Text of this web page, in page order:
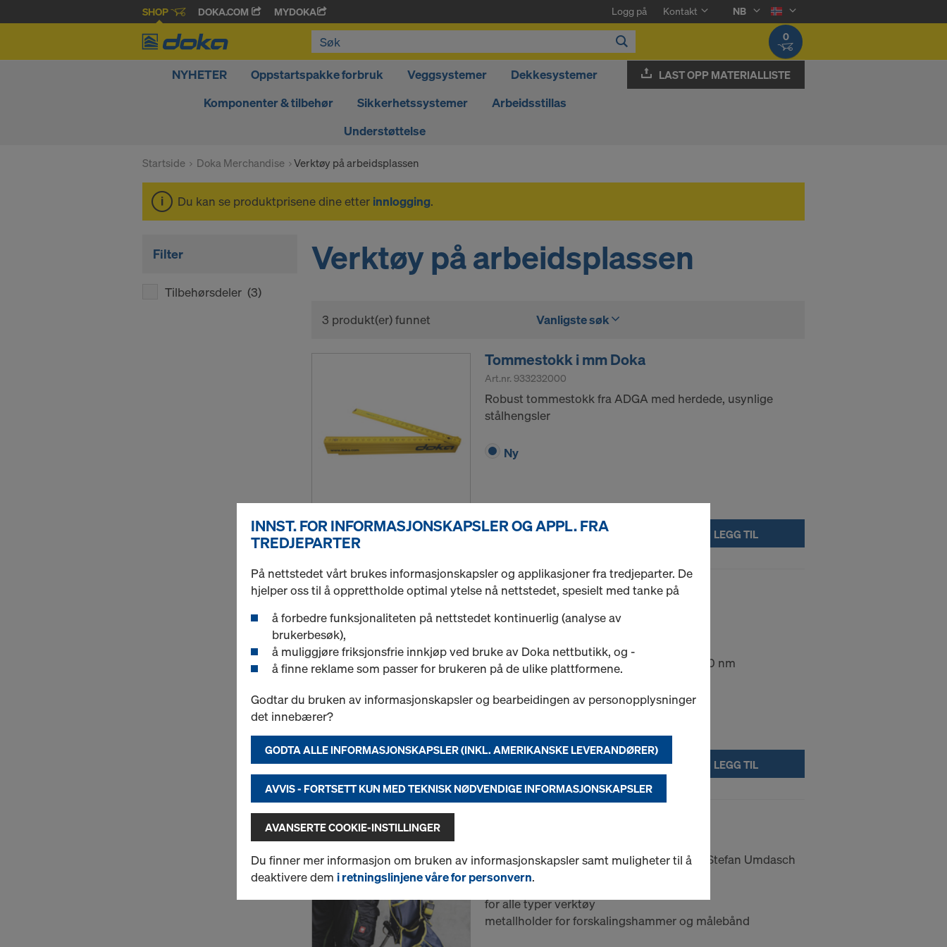
SHOP DOKA.COM MYDOKA Logg på Kontakt
NB
0
NYHETER Oppstartspakke forbruk Veggsystemer
Dekkesystemer
Komponenter & tilbehør
Sikkerhetssystemer
Arbeidsstillas
Understøttelse
LAST OPP MATERIALLISTE
Startside Doka Merchandise Verktøy på arbeidsplassen
Du kan se produktprisene dine etter innlogging.
Filter
Tilbehørsdeler (3)
Verktøy på arbeidsplassen
3 produkt(er) funnet Vanligste søk
Tommestokk i mm Doka
Art.nr. 933232000
Robust tommestokk fra ADGA med herdede, usynlige
stålhengsler
Ny
Mengde LEGG TIL
Solbriller Doka
Gule og kule Doka-solbriller!
Brilleglass: smoke, QC, UV-beskyttelse 400 nm
Sertifikat CE
Mengde LEGG TIL
Et høy-kvalitets verktøybelte designet av Stefan Umdasch
med avtagbare lommer
for alle typer verktøy
metallholder for forskalingshammer og målebånd
INNST. FOR INFORMASJONSKAPSLER OG APPL. FRA
TREDJEPARTER
På nettstedet vårt brukes informasjonskapsler og applikasjoner fra tredjeparter. De
hjelper oss til å opprettholde optimal ytelse nå nettstedet, spesielt med tanke på
å forbedre funksjonaliteten på nettstedet kontinuerlig (analyse av
brukerbesøk),
å muliggjøre friksjonsfrie innkjøp ved bruke av Doka nettbutikk, og -
å finne reklame som passer for brukeren på de ulike plattformene.
Godtar du bruken av informasjonskapsler og bearbeidingen av personopplysninger
det innebærer?
GODTA ALLE INFORMASJONSKAPSLER (INKL. AMERIKANSKE LEVERANDØRER)
AVVIS - FORTSETT KUN MED TEKNISK NØDVENDIGE INFORMASJONSKAPSLER
AVANSERTE COOKIE-INSTILLINGER
Du finner mer informasjon om bruken av informasjonskapsler samt muligheter til å
deaktivere dem i retningslinjene våre for personvern.